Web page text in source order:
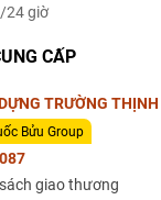
24 giờ
CẤP
TRƯỜNG THỊNH
Bửu Group
giao thương